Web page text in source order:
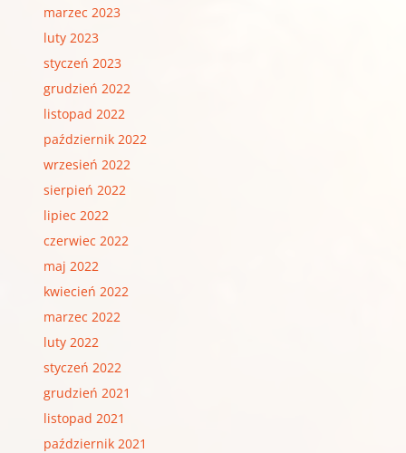
marzec 2023
luty 2023
styczeń 2023
grudzień 2022
listopad 2022
październik 2022
wrzesień 2022
sierpień 2022
lipiec 2022
czerwiec 2022
maj 2022
kwiecień 2022
marzec 2022
luty 2022
styczeń 2022
grudzień 2021
listopad 2021
październik 2021